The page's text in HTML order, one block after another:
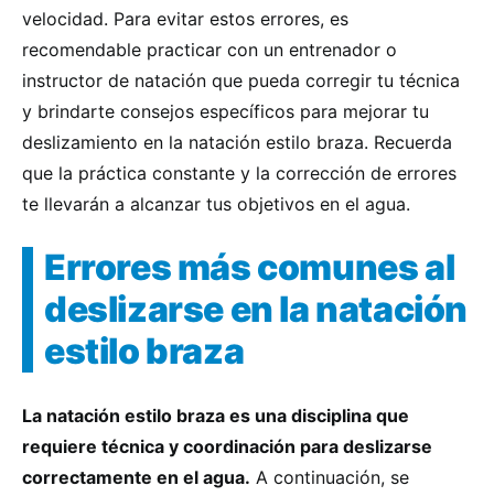
velocidad. Para evitar estos errores, es
recomendable practicar con un entrenador o
instructor de natación que pueda corregir tu técnica
y brindarte consejos específicos para mejorar tu
deslizamiento en la natación estilo braza. Recuerda
que la práctica constante y la corrección de errores
te llevarán a alcanzar tus objetivos en el agua.
Errores más comunes al
deslizarse en la natación
estilo braza
La natación estilo braza es una disciplina que
requiere técnica y coordinación para deslizarse
correctamente en el agua. A continuación, se